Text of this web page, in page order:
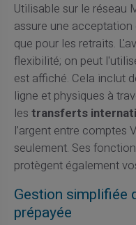
Utilisable sur le réseau
assure une
que pour les retraits.
flexibilité; on peut
est affiché. Cela inclut
ligne et physiques à
les transferts
l’argent entre comptes
seulement. Ses
protègent également
Gestion simplifiée
prépayée